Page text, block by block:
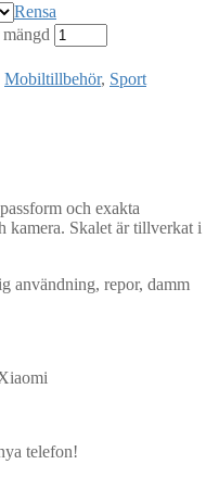
Rensa
Mobiltillbehör, Sport
och exakta
kamera. Skalet är tillverkat i
användning, repor, damm
telefon!